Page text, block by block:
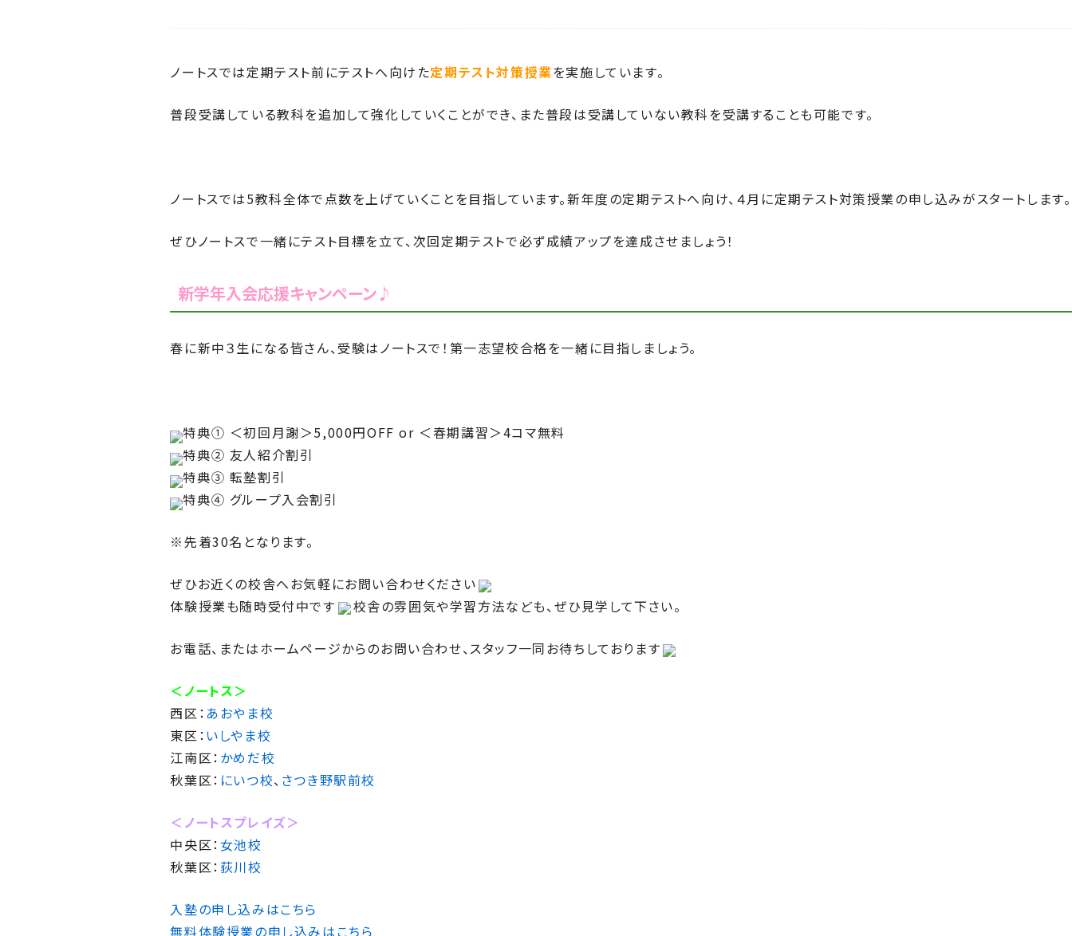
ノートスでは定期テスト前にテストへ向けた定期テスト対策授業を実施しています。
普段受講している教科を追加して強化していくことができ、また普段は受講していない教科を受講することも可能です。
ノートスでは5教科全体で点数を上げていくことを目指しています。新年度の定期テストへ向け、４月に定期テスト対策授業の申し込みがスタートします。
ぜひノートスで一緒にテスト目標を立て、次回定期テストで必ず成績アップを達成させましょう！
新学年入会応援キャンペーン♪
春に新中３生になる皆さん、受験はノートスで！第一志望校合格を一緒に目指しましょう。
特典① ＜初回月謝＞5,000円OFF or ＜春期講習＞4コマ無料
特典② 友人紹介割引
特典③ 転塾割引
特典④ グループ入会割引
※先着30名となります。
ぜひお近くの校舎へお気軽にお問い合わせください
体験授業も随時受付中です
校舎の雰囲気や学習方法なども、ぜひ見学して下さい。
お電話、またはホームページからのお問い合わせ、スタッフ一同お待ちしております
＜ノートス＞
西区：あおやま校
東区： いしやま校
江南区： かめだ校
秋葉区： にいつ校、 さつき野駅前校
＜ノートスプレイズ＞
中央区：女池校
秋葉区： 荻川校
入塾の申し込みはこちら
無料体験授業の申し込みはこちら